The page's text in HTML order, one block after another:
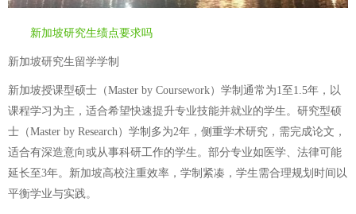
新加坡研究生绩点要求吗
新加坡研究生留学学制
新加坡授课型硕士（Master by Coursework）学制通常为1至1.5年，以
课程学习为主，适合希望快速提升专业技能并就业的学生。研究型硕
士（Master by Research）学制多为2年，侧重学术研究，需完成论文，
适合有深造意向或从事科研工作的学生。部分专业如医学、法律可能
延长至3年。新加坡高校注重效率，学制紧凑，学生需合理规划时间以
平衡学业与实践。